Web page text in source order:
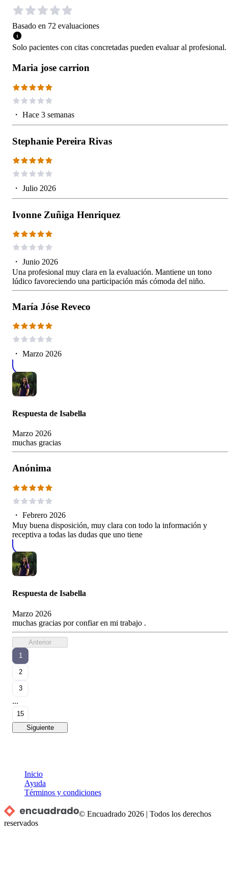
Basado en 72 evaluaciones
Solo pacientes con citas concretadas pueden evaluar al profesional.
Maria jose carrion
・ Hace 3 semanas
Stephanie Pereira Rivas
・ Julio 2026
Ivonne Zuñiga Henriquez
・ Junio 2026
Una profesional muy clara en la evaluación. Mantiene un tono
lúdico favoreciendo una participación más cómoda del niño.
María Jóse Reveco
・ Marzo 2026
Respuesta de Isabella
Marzo 2026
muchas gracias
Anónima
・ Febrero 2026
Muy buena disposición, muy clara con todo la información y
receptiva a todas las dudas que uno tiene
Respuesta de Isabella
Marzo 2026
muchas gracias por confiar en mi trabajo .
Anterior
1
2
3
...
15
Siguiente
Inicio
Ayuda
Términos y condiciones
© Encuadrado 2026 |Todos los derechos
reservados